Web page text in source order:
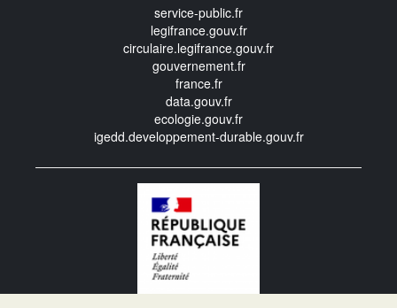
service-public.fr
legifrance.gouv.fr
circulaire.legifrance.gouv.fr
gouvernement.fr
france.fr
data.gouv.fr
ecologie.gouv.fr
igedd.developpement-durable.gouv.fr